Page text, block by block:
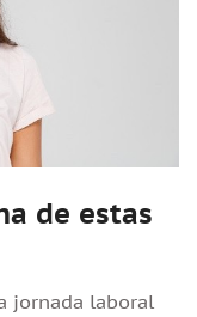
de estas
jornada laboral